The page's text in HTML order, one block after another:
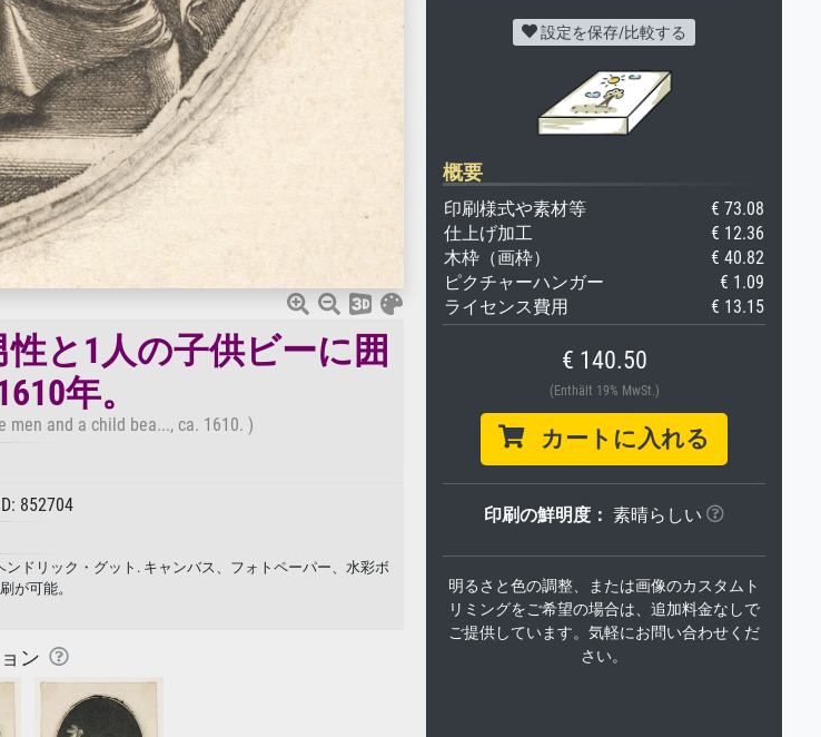
と1人の子供ビーに囲
年。
and a child bea..., ca. 1610. )
852704
ンドリック・グット. キャンバス、フォトペーパー、水彩ボ
が可能。
ン
設定を保存/比較する
概要
印刷様式や素材等
€ 73.08
仕上げ加工
€ 12.36
木枠（画枠）
€ 40.82
ピクチャーハンガー
€ 1.09
ライセンス費用
€ 13.15
€ 140.50
(Enthält 19% MwSt.)
カートに入れる
印刷の鮮明度： 素晴らしい
明るさと色の調整、または画像のカスタムト
リミングをご希望の場合は、追加料金なしで
ご提供しています。気軽にお問い合わせくだ
さい。